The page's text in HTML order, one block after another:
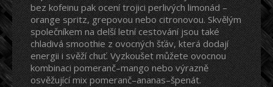
bez kofeinu pak ocení trojici perlivých limonád –
orange spritz, grepovou nebo citronovou. Skvělým
společníkem na delší letní cestování jsou také
chladivá smoothie z ovocných šťáv, která dodají
energii i svěží chuť. Vyzkoušet můžete ovocnou
kombinaci pomeranč–mango nebo výrazně
osvěžující mix pomeranč–ananas–špenát.